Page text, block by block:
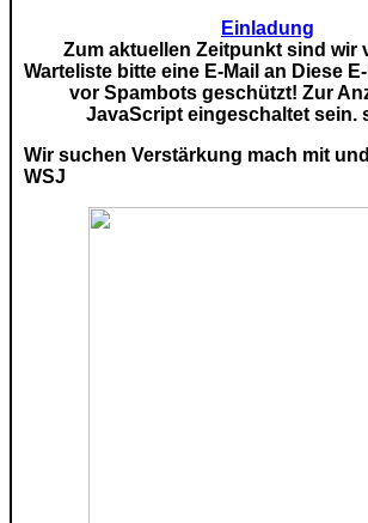
Einladung
Zum aktuellen Zeitpunkt sind wir
Warteliste bitte eine E-Mail an Diese
vor Spambots geschützt! Zur
JavaScript eingeschaltet sein.
Wir suchen Verstärkung mach mit
WSJ